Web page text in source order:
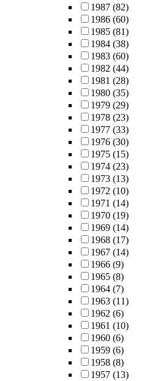
1987 (82)
1986 (60)
1985 (81)
1984 (38)
1983 (60)
1982 (44)
1981 (28)
1980 (35)
1979 (29)
1978 (23)
1977 (33)
1976 (30)
1975 (15)
1974 (23)
1973 (13)
1972 (10)
1971 (14)
1970 (19)
1969 (14)
1968 (17)
1967 (14)
1966 (9)
1965 (8)
1964 (7)
1963 (11)
1962 (6)
1961 (10)
1960 (6)
1959 (6)
1958 (8)
1957 (13)